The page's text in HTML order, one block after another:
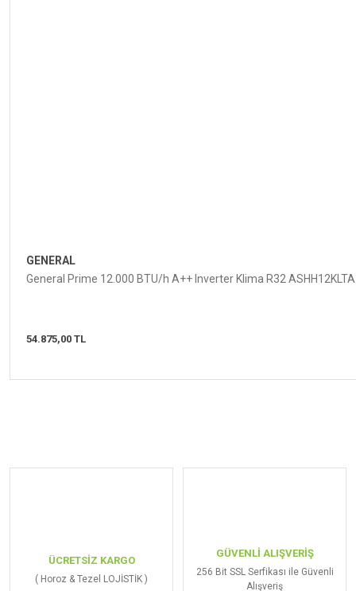
GENERAL
General Prime 12.000 BTU/h A++ Inverter Klima R32 ASHH12KLTA
54.875,00 TL
ÜCRETSİZ KARGO
( Horoz & Tezel LOJİSTİK )
GÜVENLİ ALIŞVERİŞ
256 Bit SSL Serfikası ile Güvenli
Alışveriş